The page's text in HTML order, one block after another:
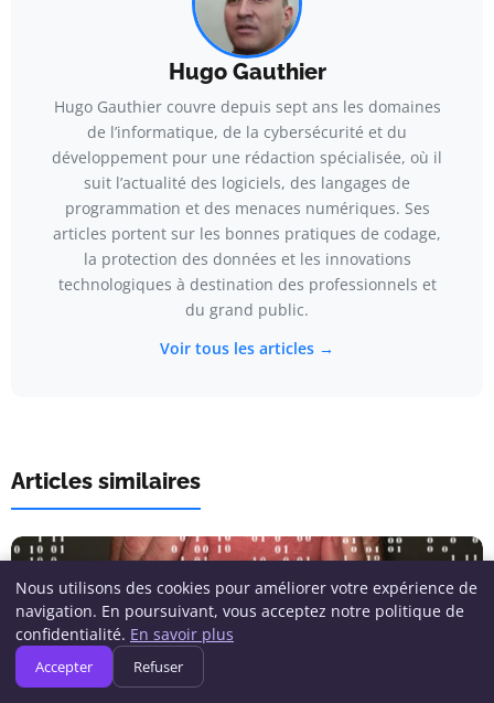
Hugo Gauthier
Hugo Gauthier couvre depuis sept ans les domaines
de l’informatique, de la cybersécurité et du
développement pour une rédaction spécialisée, où il
suit l’actualité des logiciels, des langages de
programmation et des menaces numériques. Ses
articles portent sur les bonnes pratiques de codage,
la protection des données et les innovations
technologiques à destination des professionnels et
du grand public.
Voir tous les articles →
Articles similaires
Nous utilisons des cookies pour améliorer votre expérience de
navigation. En poursuivant, vous acceptez notre politique de
confidentialité. En savoir plus
Accepter Refuser